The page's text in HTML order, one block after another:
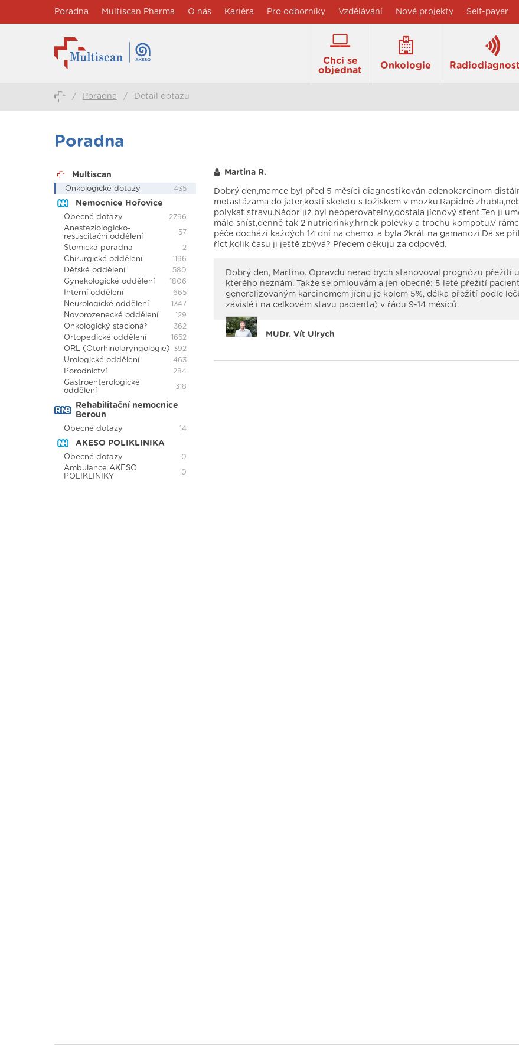
Poradna Multiscan Pharma O nás Kariéra Pro odborníky Vzdělávání Nové projekty Self-payer
Chci se
objednat
Onkologie
/ Poradna / Detail dotazu
Poradna
Multiscan
Onkologické dotazy 435
Nemocnice Hořovice
Obecné dotazy 2796
Anesteziologicko-
resuscitační oddělení
57
Stomická poradna 2
Chirurgické oddělení 1196
Dětské oddělení 580
Gynekologické oddělení 1806
Interní oddělení 665
Neurologické oddělení 1347
Novorozenecké oddělení 129
Onkologický stacionář 362
Ortopedické oddělení 1652
ORL (Otorhinolaryngologie) 392
Urologické oddělení 463
Porodnictví 284
Gastroenterologické
oddělení
318
Rehabilitační nemocnice
Beroun
Obecné dotazy 14
AKESO POLIKLINIKA
Obecné dotazy 0
Ambulance AKESO
POLIKLINIKY
0
Martina R.
Dobrý den,mamce byl před 5 měsíci diagnostikován adenokarcinom
metastázama do jater,kosti skeletu s ložiskem v mozku.Rapidně
polykat stravu.Nádor již byl neoperovatelný,dostala jícnový stent.Ten ji
málo sníst,denně tak 2 nutridrinky,hrnek polévky a trochu kompotu.V
péče dochází každých 14 dní na chemo. a byla 2krát na gamanozi.Dá se
říct,kolik času ji ještě zbývá? Předem děkuju za odpověď.
Dobrý den, Martino. Opravdu nerad bych stanovoval prognózu přežití
kterého neznám. Takže se omlouvám a jen obecně: 5 leté přežití
generalizovaným karcinomem jícnu je kolem 5%, délka přežití podle
závislé i na celkovém stavu pacienta) v řádu 9-14 měsíců.
MUDr. Vít Ulrych